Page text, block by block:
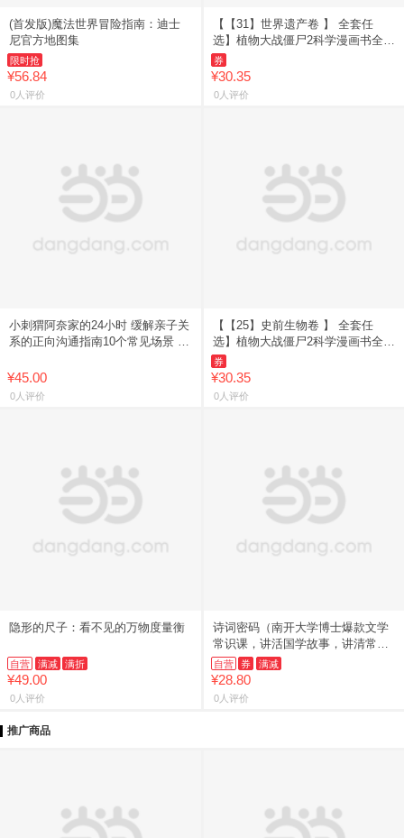
(首发版)魔法世界冒险指南：迪士
尼官方地图集
限时抢
¥56.84
0人评价
【【31】世界遗产卷 】 全套任
选】植物大战僵尸2科学漫画书全
69册 6-12岁小学生课外书漫画探案
卷机械卷毒物卷经济生
券
¥30.35
0人评价
小刺猬阿奈家的24小时 缓解亲子关
系的正向沟通指南10个常见场景 亲
绘本漫画书化解家庭沟通
¥45.00
0人评价
【【25】史前生物卷 】 全套任
选】植物大战僵尸2科学漫画书全
69册 6-12岁小学生课外书漫画探案
卷机械卷毒物卷经济生
券
¥30.35
0人评价
隐形的尺子：看不见的万物度量衡
自营 满减 满折
¥49.00
0人评价
诗词密码（南开大学博士爆款文学
常识课，讲活国学故事，讲清常识
渊源，讲透高频考点！）
自营 券 满减
¥28.80
0人评价
推广商品